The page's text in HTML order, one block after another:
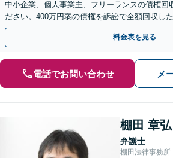
中小企業、個人事業主、フリーランスの債権回
ださい。400万円弱の債権を訴訟で全額回収し
依頼から、顧問契約まで対応しております
料金表を見る
電話でお問い合わせ メ
棚田 章弘
弁護士
棚田法律事務所